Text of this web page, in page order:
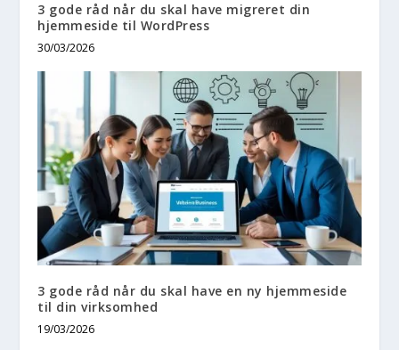
3 gode råd når du skal have migreret din
hjemmeside til WordPress
30/03/2026
3 gode råd når du skal have en ny hjemmeside
til din virksomhed
19/03/2026